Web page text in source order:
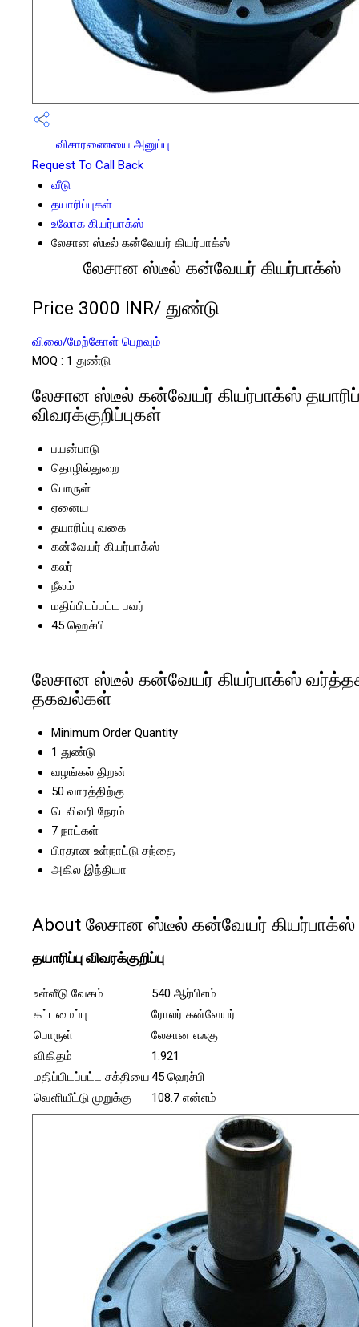
விசாரணையை அனுப்பு
Request To Call Back
வீடு
தயாரிப்புகள்
உலோக கியர்பாக்ஸ்
லேசான ஸ்டீல் கன்வேயர் கியர்பாக்ஸ்
லேசான ஸ்டீல் கன்வேயர் கியர்பாக்ஸ்
Price 3000 INR/ துண்டு
விலை/மேற்கோள் பெறவும்
MOQ : 1 துண்டு
லேசான ஸ்டீல் கன்வேயர் கியர்பாக்ஸ்
விவரக்குறிப்புகள்
பயன்பாடு
தொழில்துறை
பொருள்
ஏனைய
தயாரிப்பு வகை
கன்வேயர் கியர்பாக்ஸ்
கலர்
நீலம்
மதிப்பிடப்பட்ட பவர்
45 ஹெச்பி
லேசான ஸ்டீல் கன்வேயர் கியர்பாக்ஸ்
தகவல்கள்
Minimum Order Quantity
1 துண்டு
வழங்கல் திறன்
50 வாரத்திற்கு
டெலிவரி நேரம்
7 நாட்கள்
பிரதான உள்நாட்டு சந்தை
அகில இந்தியா
About லேசான ஸ்டீல் கன்வேயர் கியர்பாக்ஸ்
தயாரிப்பு விவரக்குறிப்பு
உள்ளீடு வேகம்
540 ஆர்பிஎம்
கட்டமைப்பு
ரோலர் கன்வேயர்
பொருள்
லேசான எஃகு
விகிதம்
1.921
மதிப்பிடப்பட்ட சக்தியை45 ஹெச்பி
வெளியீட்டு முறுக்கு
108.7 என்எம்